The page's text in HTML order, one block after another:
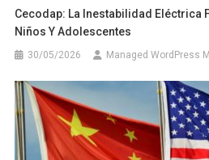
Cecodap: La Inestabilidad Eléctrica
Niños Y Adolescentes
30/05/2026 Managed WordPress